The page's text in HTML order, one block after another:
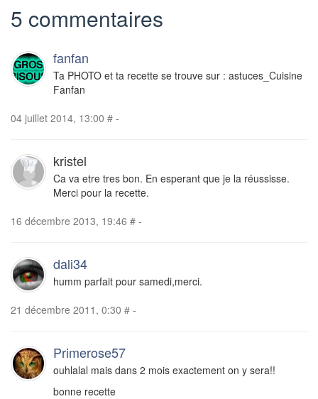
5 commentaires
fanfan
Ta PHOTO et ta recette se trouve sur : astuces_Cuisine
Fanfan
04 juillet 2014, 13:00 # -
kristel
Ca va etre tres bon. En esperant que je la réussisse.
Merci pour la recette.
16 décembre 2013, 19:46 # -
dali34
humm parfait pour samedi,merci.
21 décembre 2011, 0:30 # -
Primerose57
ouhlalal mais dans 2 mois exactement on y sera!!
bonne recette